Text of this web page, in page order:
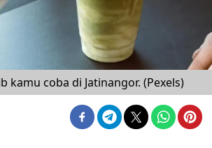
kamu coba di Jatinangor. (Pexels)